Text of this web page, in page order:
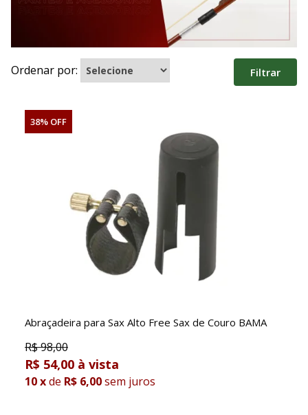
Ordenar por: Filtrar
38% OFF
Abraçadeira para Sax Alto Free Sax de Couro BAMA
R$98,00
R$ 54,00
10xde R$ 6,00sem juros